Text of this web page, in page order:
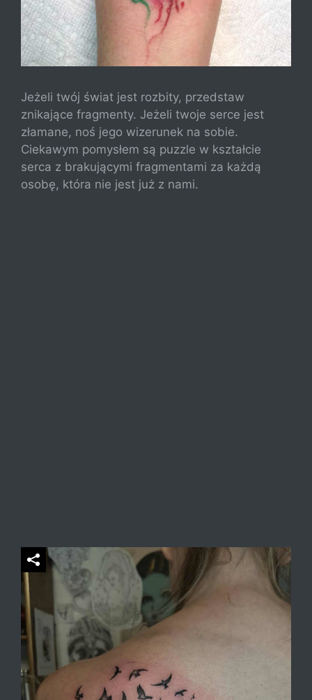
Jeżeli twój świat jest rozbity, przedstaw
znikające fragmenty. Jeżeli twoje serce jest
złamane, noś jego wizerunek na sobie.
Ciekawym pomysłem są puzzle w kształcie
serca z brakującymi fragmentami za każdą
osobę, która nie jest już z nami.